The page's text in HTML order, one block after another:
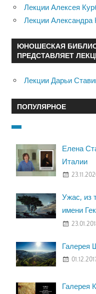
Лекции Алексея
Лекции Александра
ЮНОШЕСКАЯ
ПРЕДСТАВЛЯЕТ
Лекции Дарьи
ПОПУЛЯРНОЕ
Елена
Италии
Ужас, из
имени
Галерея
Галерея